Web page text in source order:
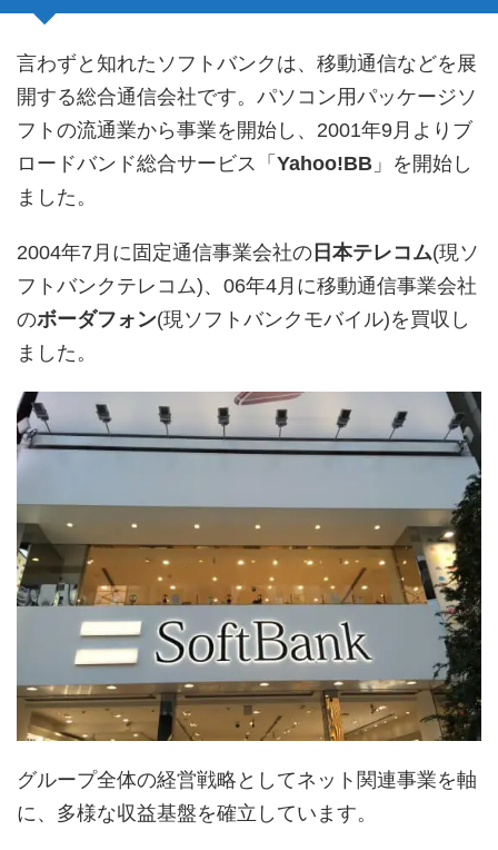
言わずと知れたソフトバンクは、移動通信などを展
開する総合通信会社です。パソコン用パッケージソ
フトの流通業から事業を開始し、2001年9月よりブ
ロードバンド総合サービス「 Yahoo!BB 」を開始し
ました。
2004年7月に固定通信事業会社の 日本テレコム(現ソ
フトバンクテレコム)、06年4月に移動通信事業会社
のボーダフォン(現ソフトバンクモバイル)を買収し
ました。
グループ全体の経営戦略としてネット関連事業を軸
に、多様な収益基盤を確立しています。